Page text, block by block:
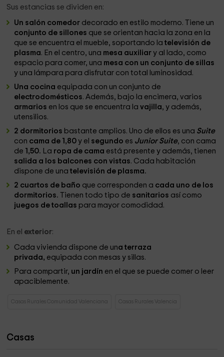
Sus estancias se dividen en:
Un salón comedor decorado en estilo moderno. Tiene un
conjunto de sillones que se orientan hacia la zona en la
que se encuentra el mueble, soportando latelevisión de
plasma. En el centro, una mesa auxiliar y al lado, como
espacio para comer, una mesa con un conjunto de sillas
y una lámpara para disfrutar con total luminosidad.
Una cocina equipada con un conjunto de
electrodomésticos. Además, bajo la encimera, varios
armarios en los que se encuentra lavajilla, y además,
utensilios.
2 dormitorios bastante amplios. Uno de ellos es una Suite
con cama de 1,80y el segundo es Junior Suite, con cama
de 1,50. La ropa de cama está presente y además, tienen
salida a los balcones con vistas. Cada habitación
dispone de unatelevisión de plasma.
2 cuartos de baño que corresponden a cada uno de los
dormitorios.
Tienen todo tipo de sanitarios así como
juegos de toallas para mayor comodidad.
En el exterior:
Cada vivienda dispone de una terraza
privada, equipada con mesas y sillas.
Para compartir, un jardín en el que se puede comer o leer
apaciblemente.
Casas Rurales Comunidad Valenciana Casas Rurales Valencia
Casas